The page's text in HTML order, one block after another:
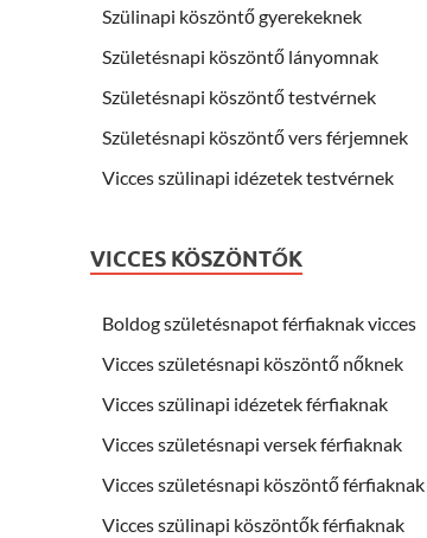
Szülinapi köszöntő gyerekeknek
Születésnapi köszöntő lányomnak
Születésnapi köszöntő testvérnek
Születésnapi köszöntő vers férjemnek
Vicces szülinapi idézetek testvérnek
VICCES KÖSZÖNTŐK
Boldog születésnapot férfiaknak vicces
Vicces születésnapi köszöntő nőknek
Vicces szülinapi idézetek férfiaknak
Vicces születésnapi versek férfiaknak
Vicces születésnapi köszöntő férfiaknak
Vicces szülinapi köszöntők férfiaknak